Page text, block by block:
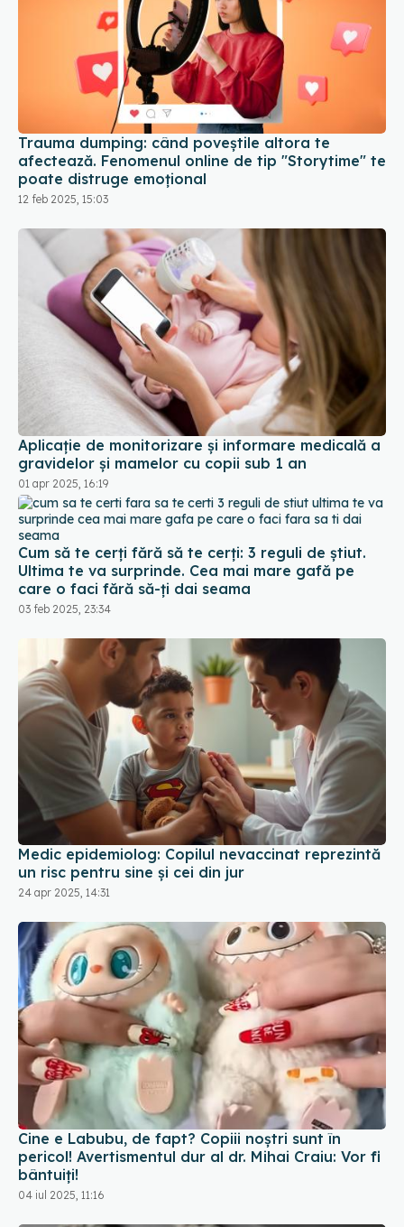
Trauma dumping: când poveștile altora te
afectează. Fenomenul online de tip "Storytime" te
poate distruge emoțional
12 feb 2025, 15:03
Aplicaţie de monitorizare şi informare medicală a
gravidelor şi mamelor cu copii sub 1 an
01 apr 2025, 16:19
Cum să te cerți fără să te cerți: 3 reguli de știut.
Ultima te va surprinde. Cea mai mare gafă pe
care o faci fără să-ți dai seama
03 feb 2025, 23:34
Medic epidemiolog: Copilul nevaccinat reprezintă
un risc pentru sine şi cei din jur
24 apr 2025, 14:31
Cine e Labubu, de fapt? Copiii noștri sunt în
pericol! Avertismentul dur al dr. Mihai Craiu: Vor fi
bântuiți!
04 iul 2025, 11:16